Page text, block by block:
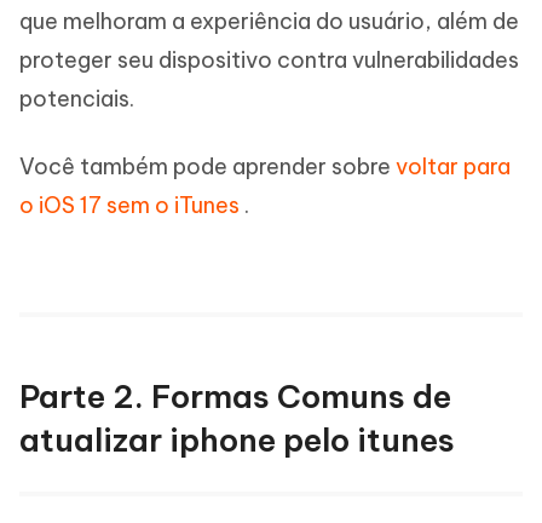
que melhoram a experiência do usuário, além de
proteger seu dispositivo contra vulnerabilidades
potenciais.
Você também pode aprender sobre voltar para
o iOS 17 sem o iTunes .
Parte 2. Formas Comuns de
atualizar iphone pelo itunes